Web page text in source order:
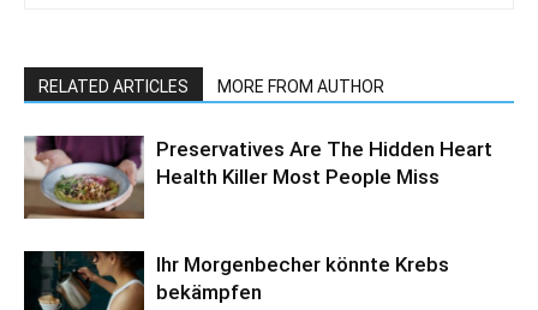
RELATED ARTICLES MORE FROM AUTHOR
Preservatives Are The Hidden Heart
Health Killer Most People Miss
Ihr Morgenbecher könnte Krebs
bekämpfen